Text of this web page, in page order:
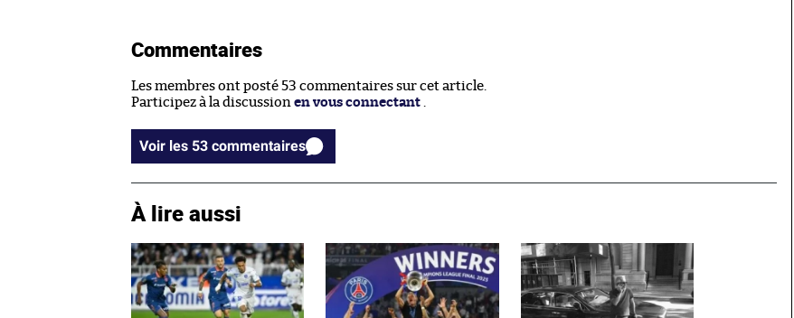
Commentaires
Les membres ont posté 53 commentaires sur cet article.
Participez à la discussion en vous connectant
Voir les 53 commentaires
À lire aussi